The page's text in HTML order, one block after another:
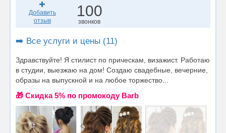
Добавить
отзыв
100
звонков
➡️ Все услуги и цены (11)
Здравствуйте! Я стилист по прическам, визажист. Работаю
в студии, выезжаю на дом! Создаю свадебные, вечерние,
образы на выпускной и на любое торжество...
🎁 Cкидка 5% по промокоду Barb